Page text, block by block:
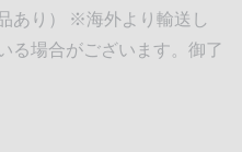
あり） ※海外より輸送し
る場合がございます。御了